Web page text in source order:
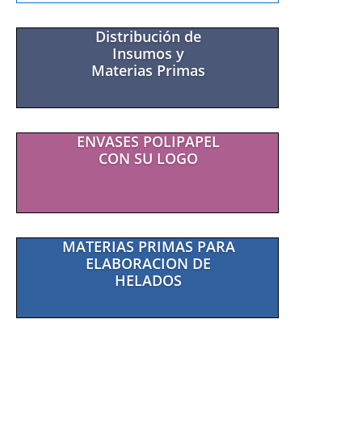
Distribución de
Insumos y
Materias Primas
ENVASES POLIPAPEL
CON SU LOGO
MATERIAS PRIMAS PARA
ELABORACION DE
HELADOS